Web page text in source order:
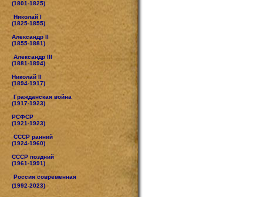
(1801-1825)
Николай I
(1825-1855)
Александр II
(1855-1881)
Александр III
(1881-1894)
Николай II
(1894-1917)
Гражданская война
(1917-1923)
РСФСР
(1921-1923)
СССР ранний
(1924-1960)
СССР поздний
(1961-1991)
Россия современная
(1992-2023)